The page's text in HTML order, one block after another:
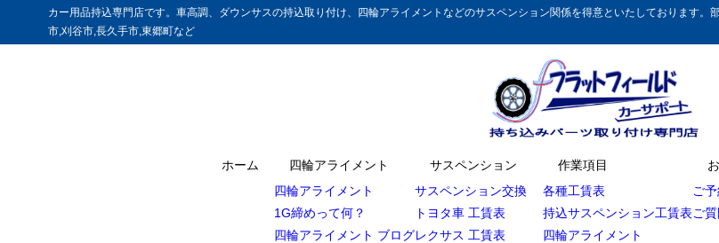
カー用品持込専門店です。車高調、ダウンサスの持込取り付け、四輪アライメントなどのサスペンション関係を得意といたしております
市,刈谷市,長久手市,東郷町など
ホーム
四輪アライメント
四輪アライメント
1G締めって何？
四輪アライメント ブログ
サスペンション
サスペンション交換
トヨタ車 工賃表
レクサス 工賃表
作業項目
各種工賃表
持込サスペンション工賃表
四輪アライメント
ご
ご質